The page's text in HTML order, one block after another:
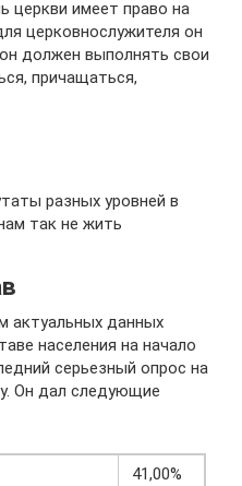
церкви имеет право на
церковнослужителя он
должен выполнять свои
причащаться,
разных уровней в
так не жить
актуальных данных
населения на начало
серьезный опрос на
Он дал следующие
41,00%